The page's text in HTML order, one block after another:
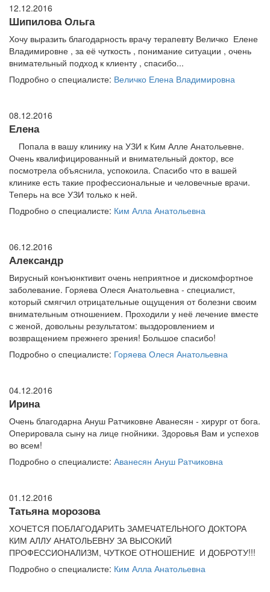
12.12.2016
Шипилова Ольга
Хочу выразить благодарность врачу терапевту Величко Елене
Владимировне , за её чуткость , понимание ситуации , очень
внимательный подход к клиенту , спасибо...
Подробно о специалисте: Величко Елена Владимировна
08.12.2016
Елена
Попала в вашу клинику на УЗИ к Ким Алле Анатольевне.
Очень квалифицированный и внимательный доктор, все
посмотрела объяснила, успокоила. Спасибо что в вашей
клинике есть такие профессиональные и человечные врачи.
Теперь на все УЗИ только к ней.
Подробно о специалисте: Ким Алла Анатольевна
06.12.2016
Александр
Вирусный конъюнктивит очень неприятное и дискомфортное
заболевание. Горяева Олеся Анатольевна - специалист,
который смягчил отрицательные ощущения от болезни своим
внимательным отношением. Проходили у неё лечение вместе
с женой, довольны результатом: выздоровлением и
возвращением прежнего зрения! Большое спасибо!
Подробно о специалисте: Горяева Олеся Анатольевна
04.12.2016
Ирина
Очень благодарна Ануш Ратчиковне Аванесян - хирург от бога.
Оперировала сыну на лице гнойники. Здоровья Вам и успехов
во всем!
Подробно о специалисте: Аванесян Ануш Ратчиковна
01.12.2016
Татьяна морозова
ХОЧЕТСЯ ПОБЛАГОДАРИТЬ ЗАМЕЧАТЕЛЬНОГО ДОКТОРА
КИМ АЛЛУ АНАТОЛЬЕВНУ ЗА ВЫСОКИЙ
ПРОФЕССИОНАЛИЗМ, ЧУТКОЕ ОТНОШЕНИЕ И ДОБРОТУ!!!
Подробно о специалисте: Ким Алла Анатольевна